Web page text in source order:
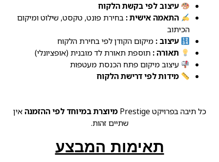
עיצוב לפי בקשת הלקוח
התאמה אישית : בחירת פונט, טקסט, שילוט ומיקום
הכיתוב
עיצוב : מיקום הקודן לפי בחירת הלקוח
תאורה : תוספת תאורת לד מובנית (אופציונלי)
עיצוב מיקום פתח הכנסת מעטפות
מידות לפי דרישת הלקוח
כל תיבה בפרויקט Prestige מיוצרת במיוחד לפי ההזמנהאין
שתיים זהות.
תאימות המבצע